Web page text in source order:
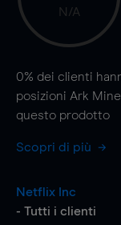
N/A
0% dei clienti
posizioni Ark
questo prodotto
Scopri di più
Netflix Inc
- Tutti i clienti